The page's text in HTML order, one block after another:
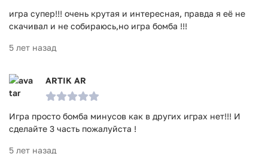
игра супер!!! очень крутая и интересная, правда я её не
скачивал и не собираюсь,но игра бомба !!!
5 лет назад
ARTIK AR
Игра просто бомба минусов как в других играх нет!!! И
сделайте 3 часть пожалуйста !
5 лет назад